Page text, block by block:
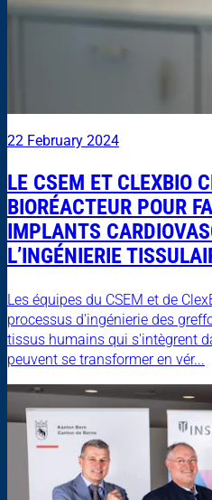
22 February 2024
LE CSEM ET CLEXBIO
BIORÉACTEUR POUR
IMPLANTS
L’INGÉNIERIE
Les équipes du CSEM et de
processus d'ingénierie des
tissus humains qui s'intègrent
peuvent se transformer en vér...